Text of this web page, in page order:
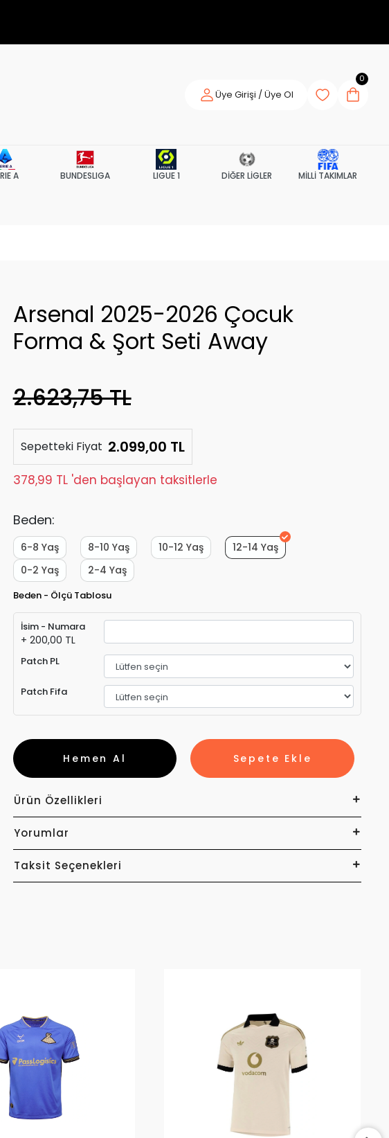
Üye Girişi / Üye Ol
0
A BUNDESLIGA LIGUE 1 DİĞER LİGLER MİLLİ TAKIMLAR
Arsenal 2025-2026 Çocuk
Forma & Şort Seti Away
2.623,75 TL
Sepetteki Fiyat 2.099,00 TL
378,99 TL 'den başlayan taksitlerle
Beden:
12-14 Yaş
10-12 Yaş
8-10 Yaş
6-8 Yaş
2-4 Yaş
0-2 Yaş
Beden - Ölçü Tablosu
İsim - Numara
+ 200,00 TL
Patch PL
Patch Fifa
Sepete Ekle
Hemen Al
Ürün Özellikleri
Yorumlar
Taksit Seçenekleri